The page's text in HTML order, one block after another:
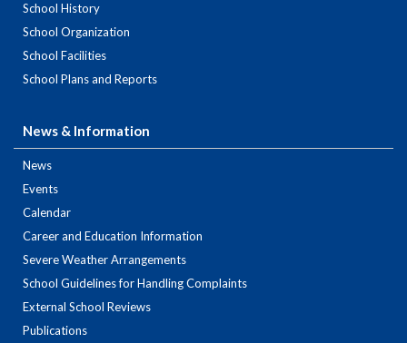
School History
School Organization
School Facilities
School Plans and Reports
News & Information
News
Events
Calendar
Career and Education Information
Severe Weather Arrangements
School Guidelines for Handling Complaints
External School Reviews
Publications